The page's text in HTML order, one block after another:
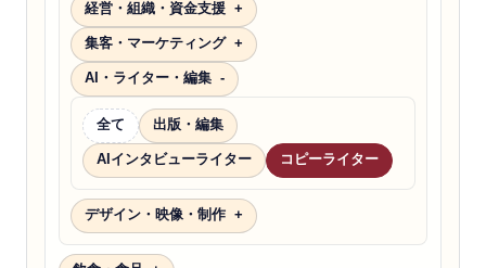
経営・組織・資金支援
集客・マーケティング
AI・ライター・編集
全て 出版・編集
AIインタビューライター コピーライター
デザイン・映像・制作